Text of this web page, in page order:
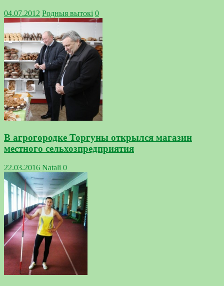
04.07.2012 Родныя вытокi 0
В агрогородке Торгуны открылся магазин
местного сельхозпредприятия
22.03.2016 Natali 0